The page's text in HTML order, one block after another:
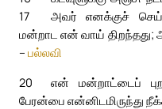
அவர் எனக்குச்
17
மன்றாட என் வாய் திறந்தது;
– பல்லவி
20
என் மன்றாட்டைப்
பேரன்பை என்னிடமிருந்து